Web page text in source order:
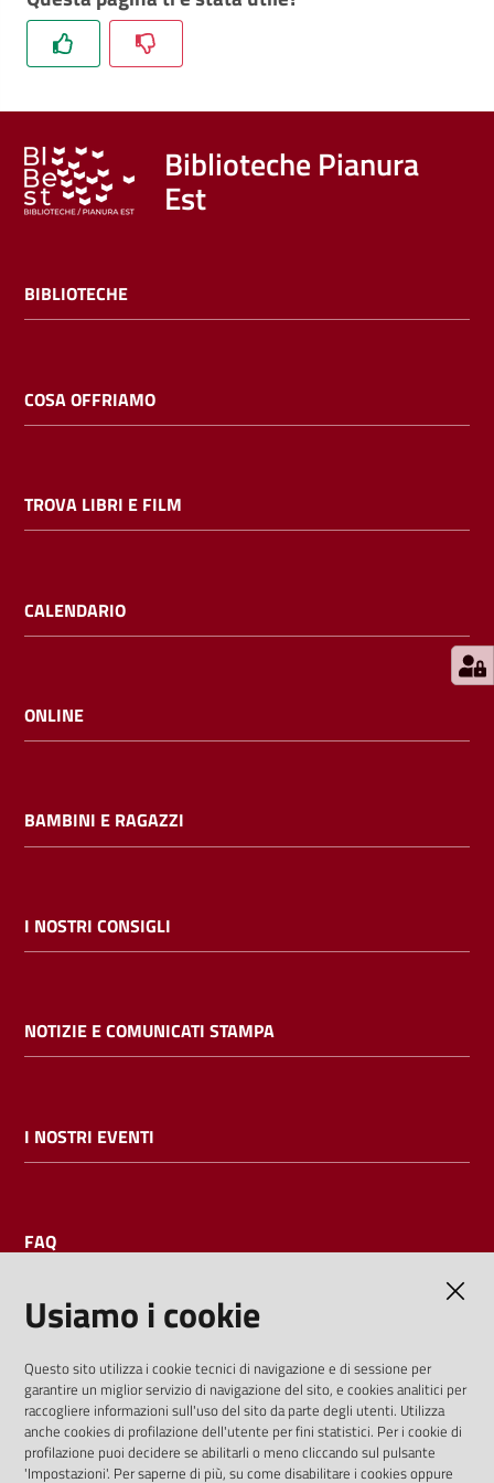
libri
Calendario
Bambini
e
E
m
i
b
Contatti
Biblioteche Pianura
Est
BIBLIOTECHE
COSA OFFRIAMO
TROVA LIBRI E FILM
CALENDARIO
ONLINE
BAMBINI E RAGAZZI
I NOSTRI CONSIGLI
NOTIZIE E COMUNICATI STAMPA
I NOSTRI EVENTI
FAQ
I dati personali pubblicati sono riutilizzabili solo alle condizioni
previste dalla direttiva comunitaria 2003/98/CE e dal d.lgs.
36/2006
Usiamo i cookie
Questo sito utilizza i cookie tecnici di navigazione e di sessione per
garantire un miglior servizio di navigazione del sito, e cookies analitici per
raccogliere informazioni sull'uso del sito da parte degli utenti. Utilizza
anche cookies di profilazione dell'utente per fini statistici. Per i cookie di
profilazione puoi decidere se abilitarli o meno cliccando sul pulsante
'Impostazioni'. Per saperne di più, su come disabilitare i cookies oppure